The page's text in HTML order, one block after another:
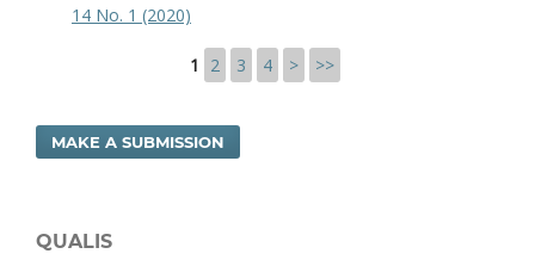
14 No. 1 (2020)
1 2 3 4 > >>
MAKE A SUBMISSION
QUALIS